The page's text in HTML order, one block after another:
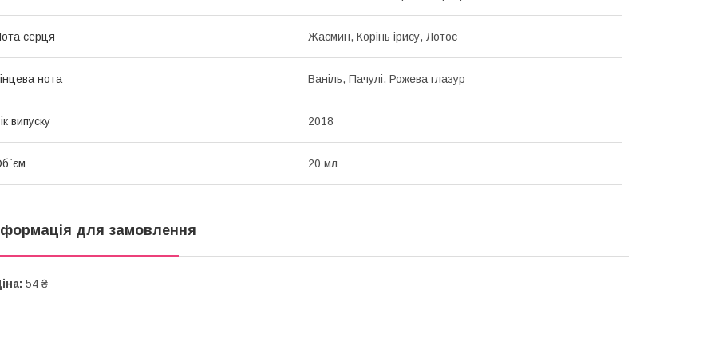
серця Жасмин, Корінь ірису, Лотос
нота Ваніль, Пачулі, Рожева глазур
випуску 2018
20 мл
для замовлення
54 ₴